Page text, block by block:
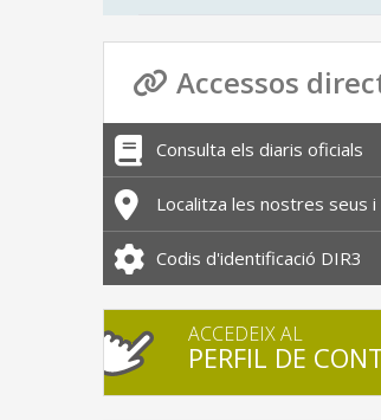
Accessos
Consulta els diaris oficials
Localitza les nostres seus i
Codis d'identificació DIR3
ACCEDEIX AL
PERFIL DE